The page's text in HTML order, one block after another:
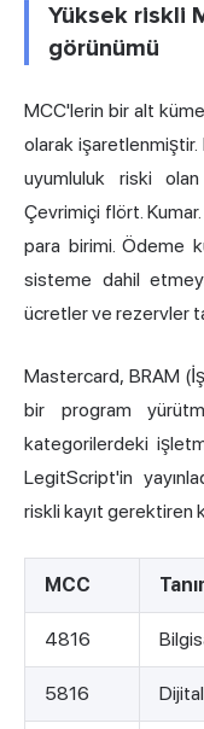
Yüksek riskli
görünümü
MCC'lerin bir alt
olarak
uyumluluk riski
Çevrimiçi flört.
para birimi. Ödeme
sisteme dahil
ücretler ve rezervler
Mastercard, BRAM
bir program
kategorilerdeki
LegitScript'in
riskli kayıt gerektiren
MCC
4816
5816